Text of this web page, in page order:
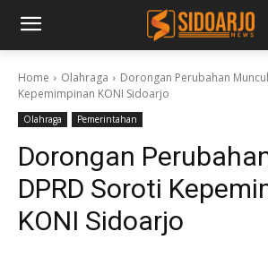
Home Olahraga
Dorongan Perubahan
Kepemimpinan KONI Sidoarjo
Olahraga Pemerintahan
Dorongan
DPRD Soroti
KONI Sidoarjo